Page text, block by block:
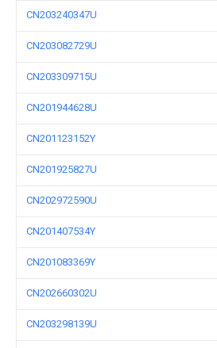
CN203240347U
CN203082729U
CN203309715U
CN201944628U
CN201123152Y
CN201925827U
CN202972590U
CN201407534Y
CN201083369Y
CN202660302U
CN203298139U